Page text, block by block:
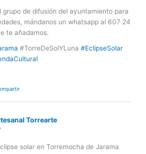
grupo de difusión del ayuntamiento para
mándanos un whatsapp al 607 24
te añadamos.
#TorreDeSolYLuna #EclipseSolar
Torrearte
solar en Torremocha de Jarama